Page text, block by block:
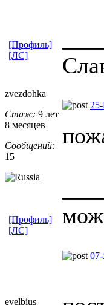
[Профиль]
[ЛС]
zvezdohka
Стаж: 9 лет
8 месяцев
Сообщений:
15
[Профиль]
[ЛС]
evelbius